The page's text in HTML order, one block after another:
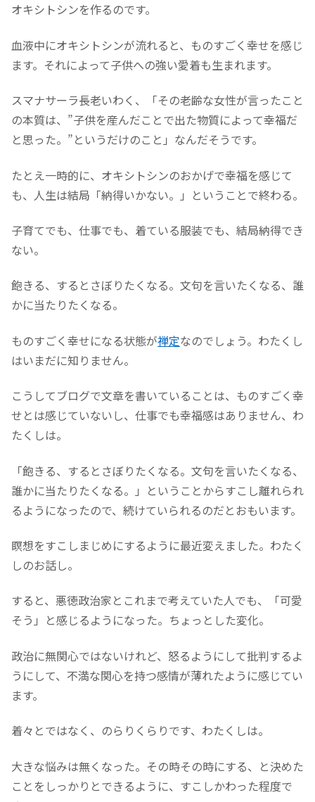
オキシトシンを作るのです。
血液中にオキシトシンが流れると、ものすごく幸せを感じ
ます。それによって子供への強い愛着も生まれます。
スマナサーラ長老いわく、「その老齢な女性が言ったこと
の本質は、”子供を産んだことで出た物質によって幸福だ
と思った。”というだけのこと」なんだそうです。
たとえ一時的に、オキシトシンのおかげで幸福を感じて
も、人生は結局「納得いかない。」ということで終わる。
子育てでも、仕事でも、着ている服装でも、結局納得でき
ない。
飽きる、するとさぼりたくなる。文句を言いたくなる、誰
かに当たりたくなる。
ものすごく幸せになる状態が禅定なのでしょう。わたくし
はいまだに知りません。
こうしてブログで文章を書いていることは、ものすごく幸
せとは感じていないし、仕事でも幸福感はありません、わ
たくしは。
「飽きる、するとさぼりたくなる。文句を言いたくなる、
誰かに当たりたくなる。」ということからすこし離れられ
るようになったので、続けていられるのだとおもいます。
瞑想をすこしまじめにするように最近変えました。わたく
しのお話し。
すると、悪徳政治家とこれまで考えていた人でも、「可愛
そう」と感じるようになった。ちょっとした変化。
政治に無関心ではないけれど、怒るようにして批判するよ
うにして、不満な関心を持つ感情が薄れたように感じてい
ます。
着々とではなく、のらりくらりです、わたくしは。
大きな悩みは無くなった。その時その時にする、と決めた
ことをしっかりとできるように、すこしかわった程度で